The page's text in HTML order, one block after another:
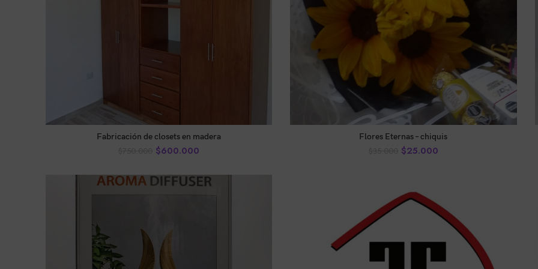
AÑADIR AL CARRITO
Fabricación de closets en madera
$600.000
AÑADIR AL CARRITO
Flores Eternas – chiquis
$25.000